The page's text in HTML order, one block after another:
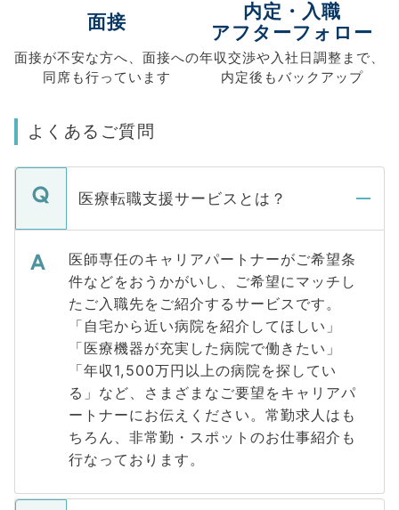
面接
面接が不安な方へ、 面接への
同席も行っています
内定・入職
アフターフォロー
年収交渉や入社日調整まで、
内定後もバックアップ
よくあるご質問
医療転職支援サービスとは？
医師専任のキャリアパートナーがご希望条
件などをおうかがいし、ご希望にマッチし
たご入職先をご紹介するサービスです。
「自宅から近い病院を紹介してほしい」
「医療機器が充実した病院で働きたい」
「年収1,500万円以上の病院を探してい
る」など、さまざまなご要望をキャリアパ
ートナーにお伝えください。常勤求人はも
ちろん、非常勤・スポットのお仕事紹介も
行なっております。